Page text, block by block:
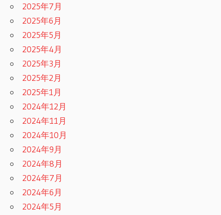
2025年7月
2025年6月
2025年5月
2025年4月
2025年3月
2025年2月
2025年1月
2024年12月
2024年11月
2024年10月
2024年9月
2024年8月
2024年7月
2024年6月
2024年5月